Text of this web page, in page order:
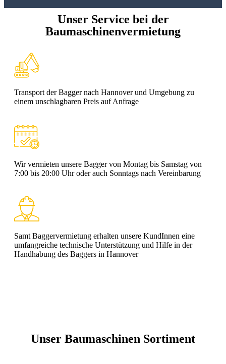
Unser Service bei der
Baumaschinenvermietung
Transport der Bagger nach Hannover und Umgebung zu
einem unschlagbaren Preis auf Anfrage
Wir vermieten unsere Bagger von Montag bis Samstag von
7:00 bis 20:00 Uhr oder auch Sonntags nach Vereinbarung
Samt Baggervermietung erhalten unsere KundInnen eine
umfangreiche technische Unterstützung und Hilfe in der
Handhabung des Baggers in Hannover
Unser Baumaschinen Sortiment